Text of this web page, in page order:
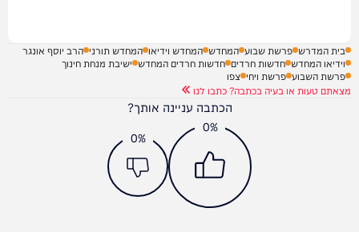
בית המדרש פרשת שבוע המחדש המחדש וידיאו המחדש תורני הרב יוסף אונגר
וידיאו המחדש חדשות חרדים חדשות חרדים המחדש ישיבת מנחת חינוך
פרשת השבוע פרשת ויחי צפו
מצאתם טעות או בעיה בכתבה? כתבו לנו
הכתבה עניינה אותך?
0%
0%